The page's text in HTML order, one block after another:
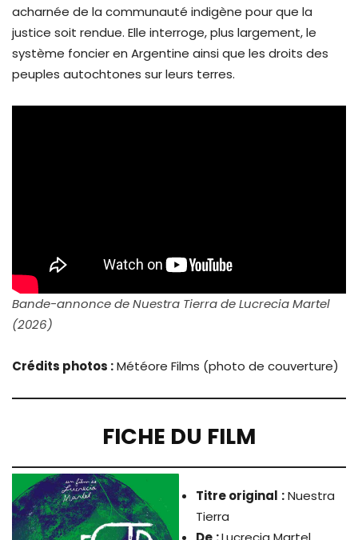
acharnée de la communauté indigène pour que la
justice soit rendue. Elle interroge, plus largement, le
système foncier en Argentine ainsi que les droits des
peuples autochtones sur leurs terres.
Bande-annonce de Nuestra Tierra de Lucrecia Martel
(2026)
Crédits photos :Météore Films (photo de couverture)
FICHE DU FILM
Titre original :Nuestra
Tierra